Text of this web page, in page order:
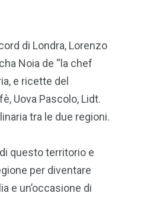
di Londra, Lorenzo
Noia de “la chef
e ricette del
Uova Pascolo, Lidt.
tra le due regioni.
questo territorio e
per diventare
e un’occasione di